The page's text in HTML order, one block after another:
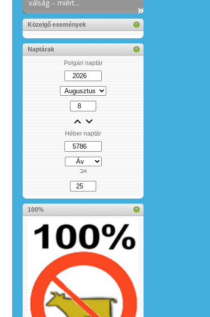
Közelgő események
Naptárak
Polgári naptár
Héber naptár
אב
100%